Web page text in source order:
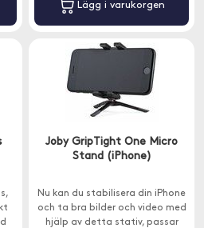
Lägg i varukorgen
Joby GripTight One Micro
Stand (iPhone)
Nu kan du stabilisera din iPhone
och ta bra bilder och video med
hjälp av detta stativ, passar